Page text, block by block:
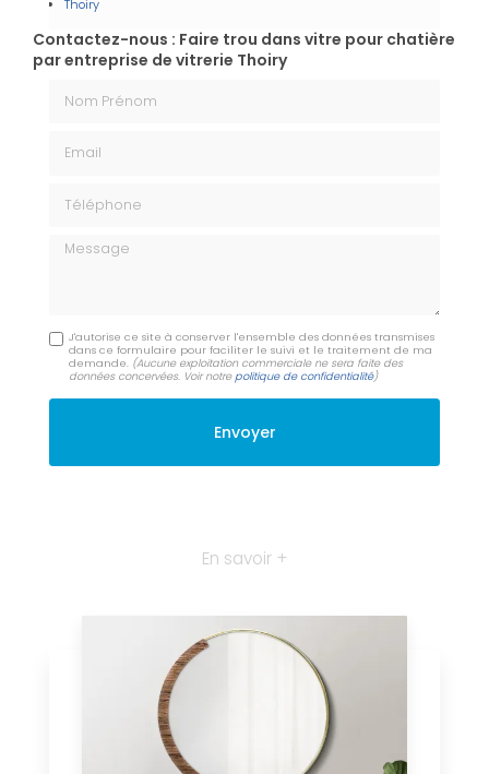
Thoiry
Contactez-nous : Faire trou dans vitre pour chatière
par entreprise de vitrerie Thoiry
Message
J'autorise ce site à conserver l'ensemble des données transmises
dans ce formulaire pour faciliter le suivi et le traitement de ma
demande. (Aucune exploitation commerciale ne sera faite des
données concervées. Voir notrepolitique de confidentialité)
En savoir +